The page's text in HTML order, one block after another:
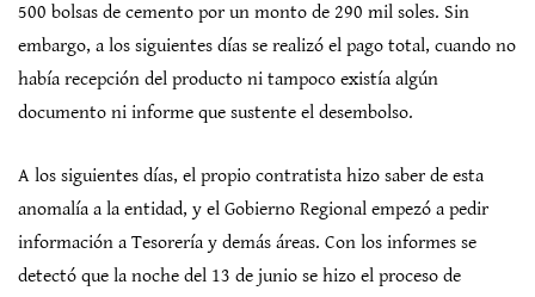
500 bolsas de cemento por un monto de 290 mil soles. Sin
embargo, a los siguientes días se realizó el pago total, cuando no
había recepción del producto ni tampoco existía algún
documento ni informe que sustente el desembolso.
A los siguientes días, el propio contratista hizo saber de esta
anomalía a la entidad, y el Gobierno Regional empezó a pedir
información a Tesorería y demás áreas. Con los informes se
detectó que la noche del 13 de junio se hizo el proceso de